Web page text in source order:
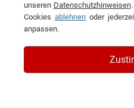
unseren Datenschutzhinweisen
Cookies ablehnen oder
anpassen.